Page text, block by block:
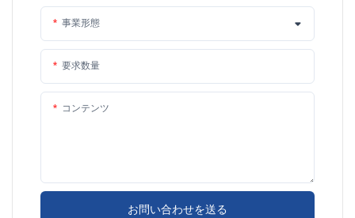
事業形態
要求数量
コンテンツ
お問い合わせを送る